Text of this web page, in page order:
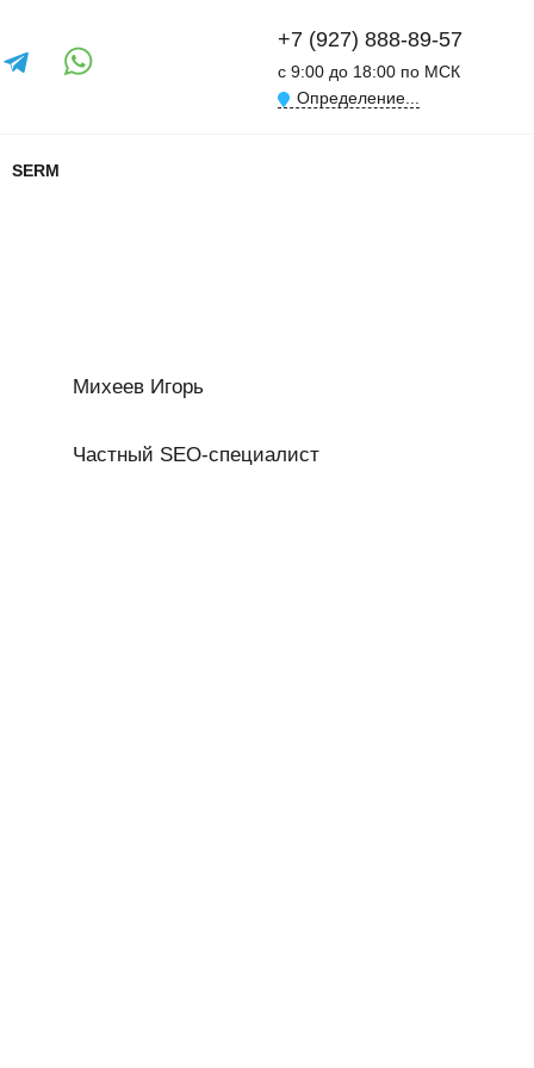
+7 (927) 888-89-57
с 9:00 до 18:00 по МСК
Определение...
SERM
Михеев Игорь
Частный SEO-специалист